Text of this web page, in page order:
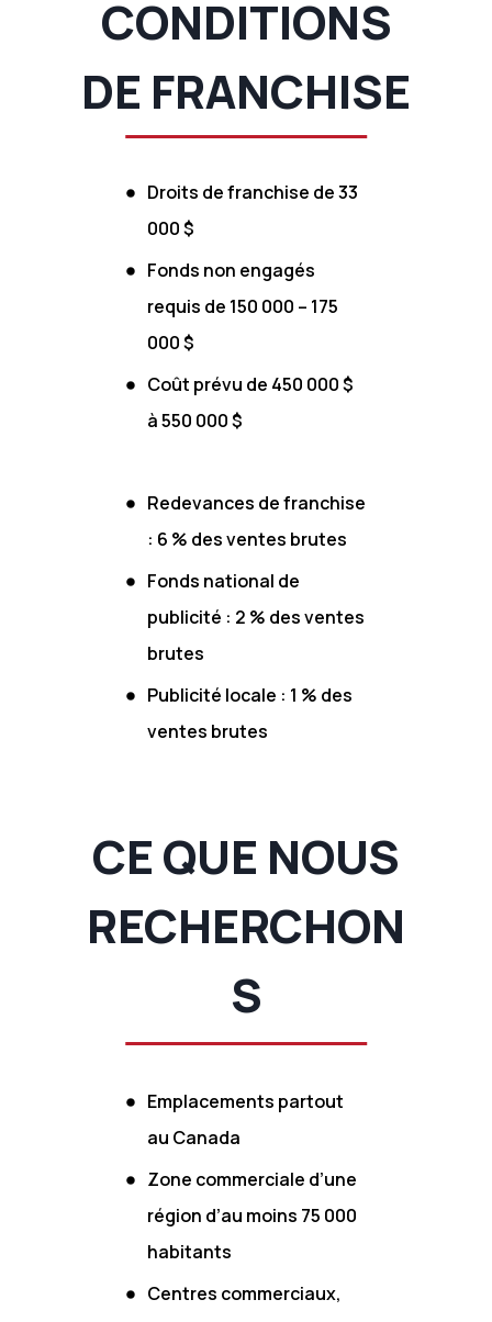
CONDITIONS
DE FRANCHISE
Droits de franchise de 33
000 $
Fonds non engagés
requis de 150 000 – 175
000 $
Coût prévu de 450 000 $
à 550 000 $
Redevances de franchise
: 6 % des ventes brutes
Fonds national de
publicité : 2 % des ventes
brutes
Publicité locale : 1 % des
ventes brutes
CE QUE NOUS
RECHERCHON
S
Emplacements partout
au Canada
Zone commerciale d’une
région d’au moins 75 000
habitants
Centres commerciaux,